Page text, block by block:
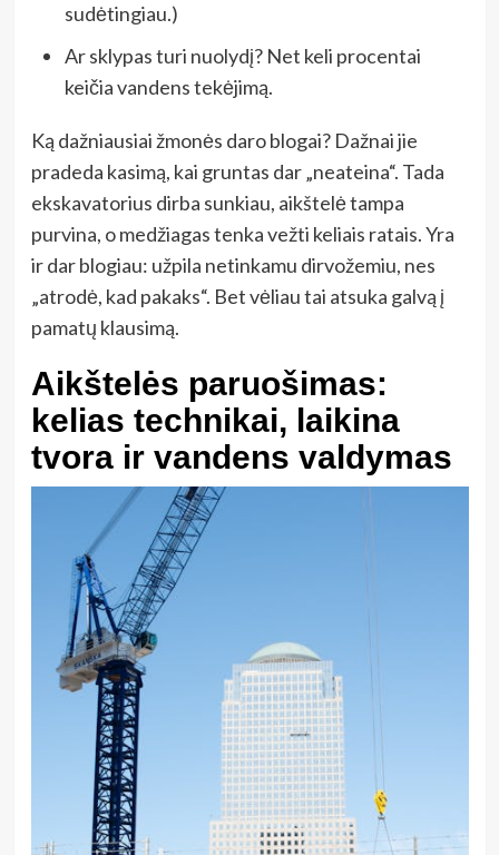
sudėtingiau.)
Ar sklypas turi nuolydį? Net keli procentai
keičia vandens tekėjimą.
Ką dažniausiai žmonės daro blogai? Dažnai jie
pradeda kasimą, kai gruntas dar „neateina“. Tada
ekskavatorius dirba sunkiau, aikštelė tampa
purvina, o medžiagas tenka vežti keliais ratais. Yra
ir dar blogiau: užpila netinkamu dirvožemiu, nes
„atrodė, kad pakaks“. Bet vėliau tai atsuka galvą į
pamatų klausimą.
Aikštelės paruošimas:
kelias technikai, laikina
tvora ir vandens valdymas